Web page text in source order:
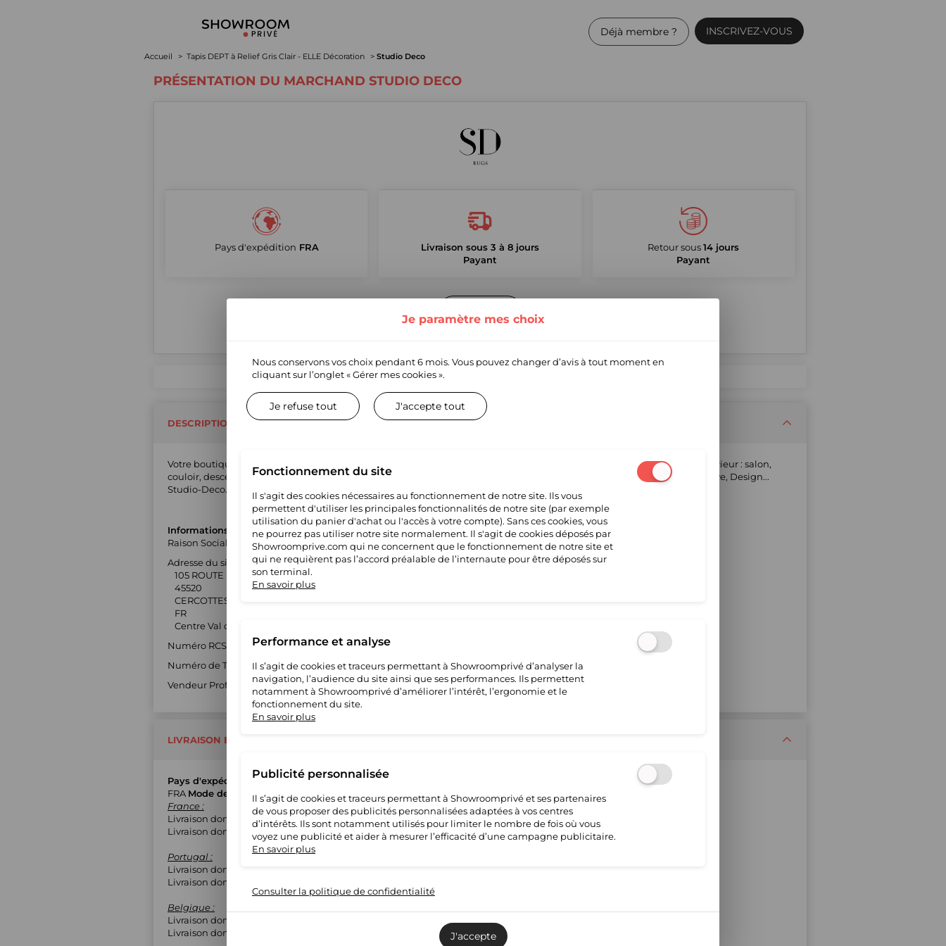
INSCRIVEZ-VOUS
Déjà membre ?
Accueil Tapis DEPT à Relief Gris Clair - ELLE Décoration Studio Deco
PRÉSENTATION DU MARCHAND STUDIO DECO
Pays d'expédition FRA
Livraison sous 3 à 8 jours
Payant
Retour sous14 jours
Payant
DESCRIPTION DU MARCHAND
Votre boutique 100% Française de Tapis de décoration. Trouvez le tapis qu'il vous faut pour toutes les pièces de votre intérieur : salon,
couloir, descente de lit, chambre enfant. Une large gamme pour tout les styles : Berbère, Bohème, Graphique, Scandinave, Design...
Studio-Deco.fr c'est la décoration de qualité à prix légers
Informations générales
Raison Sociale : DISTRISTORE
Adresse du siège social :
105 ROUTE NATIONALE 20
45520
CERCOTTES
FR
Centre Val de Loire
Numéro RCS : 88232826300026
Numéro de TVA : FR10882328263
Vendeur Professionnel : Oui
LIVRAISON ET RETOUR
Pays d'expédition
FRA Mode de livraison
France :
Livraison domicile avec suivi
Livraison domicile contre signature
Portugal :
Livraison domicile avec suivi
Livraison domicile contre signature
Belgique :
Livraison domicile avec suivi
Livraison domicile contre signature
Je paramètre mes choix
Nous conservons vos choix pendant 6 mois. Vous pouvez changer d’avis à tout moment en
cliquant sur l’onglet« Gérer mes cookies ».
Je refuse tout J'accepte tout
Fonctionnement du site
Il s'agit des cookies nécessaires au fonctionnement de notre site. Ils vous
permettent d'utiliser les principales fonctionnalités de notre site (par exemple
utilisation du panier d'achat ou l'accès à votre compte). Sans ces cookies, vous
ne pourrez pas utiliser notre site normalement. Il s'agit de cookies déposés par
Showroomprive.com qui ne concernent que le fonctionnement de notre site et
qui ne requièrent pas l’accord préalable de l’internaute pour être déposés sur
son terminal.
En savoir plus
Performance et analyse
Il s’agit de cookies et traceurs permettant à Showroomprivé d’analyser la
navigation, l’audience du site ainsi que ses performances. Ils permettent
notamment à Showroomprivé d’améliorer l’intérêt, l’ergonomie et le
fonctionnement du site.
En savoir plus
Publicité personnalisée
Il s’agit de cookies et traceurs permettant à Showroomprivé et ses partenaires
de vous proposer des publicités personnalisées adaptées à vos centres
d’intérêts. Ils sont notamment utilisés pour limiter le nombre de fois où vous
voyez une publicité et aider à mesurer l’efficacité d’une campagne publicitaire.
En savoir plus
Consulter la politique de confidentialité
J'accepte